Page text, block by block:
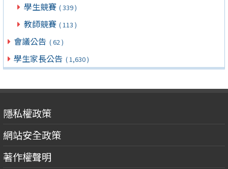
學生競賽 ( 339 )
教師競賽 ( 113 )
會議公告 ( 62 )
學生家長公告 ( 1,630 )
隱私權政策
網站安全政策
著作權聲明